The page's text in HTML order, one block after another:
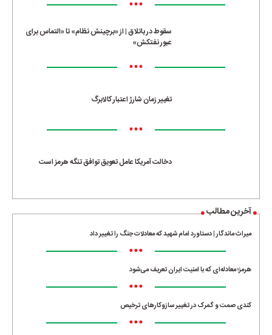
•••
سقوط در باتلاق | از «برچینش نظام» تا «التماس برای
عبور نفتکش»
•••
تغییر زمان شارژ اعتبار کالابرگ
•••
دخالت آمریکا عامل تعویق توافق تنگه هرمز است
آخرین مطالب
میراث ماندگار | دستاورد امام شهید که معادلات جنگ را تغییر داد
•••
هرمز؛ معادله‌ای که با امنیت ایران تعریف می‌شود
•••
کندی صمت و گمرک در تغییر سازوکارهای ترخیص
•••